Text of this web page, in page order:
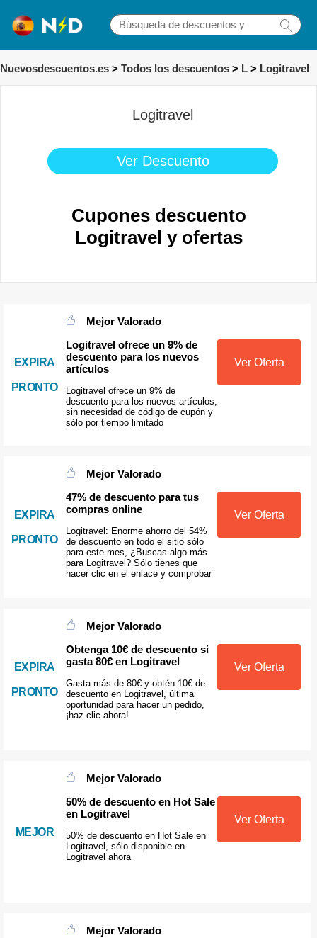
Nuevosdescuentos.es > Todos los descuentos > L > Logitravel
Logitravel
Ver Descuento
Cupones descuento
Logitravel y ofertas
EXPIRA
PRONTO
Mejor Valorado
Logitravel ofrece un 9% de
descuento para los nuevos
artículos
Logitravel ofrece un 9% de
descuento para los nuevos artículos,
sin necesidad de código de cupón y
sólo por tiempo limitado
Ver Oferta
EXPIRA
PRONTO
Mejor Valorado
47% de descuento para tus
compras online
Logitravel: Enorme ahorro del 54%
de descuento en todo el sitio sólo
para este mes, ¿Buscas algo más
para Logitravel? Sólo tienes que
hacer clic en el enlace y comprobar
Ver Oferta
EXPIRA
PRONTO
Mejor Valorado
Obtenga 10€ de descuento si
gasta 80€ en Logitravel
Gasta más de 80€ y obtén 10€ de
descuento en Logitravel, última
oportunidad para hacer un pedido,
¡haz clic ahora!
Ver Oferta
MEJOR
Mejor Valorado
50% de descuento en Hot Sale
en Logitravel
50% de descuento en Hot Sale en
Logitravel, sólo disponible en
Logitravel ahora
Ver Oferta
Mejor Valorado